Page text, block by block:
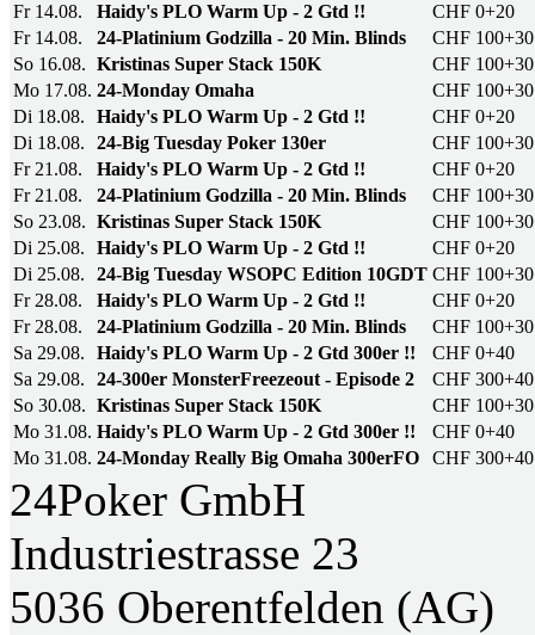
Fr 14.08.
Haidy's PLO Warm Up - 2 Gtd !!
CHF 0+20
Fr 14.08.
24-Platinium Godzilla - 20 Min. Blinds
CHF 100+30
So 16.08. Kristinas Super Stack 150K
CHF 100+30
Mo 17.08. 24-Monday Omaha
CHF 100+30
Di 18.08.
Haidy's PLO Warm Up - 2 Gtd !!
CHF 0+20
Di 18.08.
24-Big Tuesday Poker 130er
CHF 100+30
Fr 21.08.
Haidy's PLO Warm Up - 2 Gtd !!
CHF 0+20
Fr 21.08.
24-Platinium Godzilla - 20 Min. Blinds
CHF 100+30
So 23.08. Kristinas Super Stack 150K
CHF 100+30
Di 25.08.
Haidy's PLO Warm Up - 2 Gtd !!
CHF 0+20
Di 25.08.
24-Big Tuesday WSOPC Edition 10GDT CHF 100+30
Fr 28.08.
Haidy's PLO Warm Up - 2 Gtd !!
CHF 0+20
Fr 28.08.
24-Platinium Godzilla - 20 Min. Blinds
CHF 100+30
Sa 29.08.
Haidy's PLO Warm Up - 2 Gtd 300er !!
CHF 0+40
Sa 29.08.
24-300er MonsterFreezeout - Episode 2
CHF 300+40
So 30.08. Kristinas Super Stack 150K
CHF 100+30
Mo 31.08. Haidy's PLO Warm Up - 2 Gtd 300er !!
CHF 0+40
Mo 31.08. 24-Monday Really Big Omaha 300erFO CHF 300+40
24Poker GmbH
Industriestrasse 23
5036 Oberentfelden (AG)